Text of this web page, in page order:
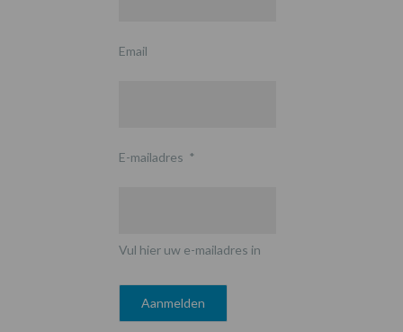
Email
E-mailadres *
Vul hier uw e-mailadres in